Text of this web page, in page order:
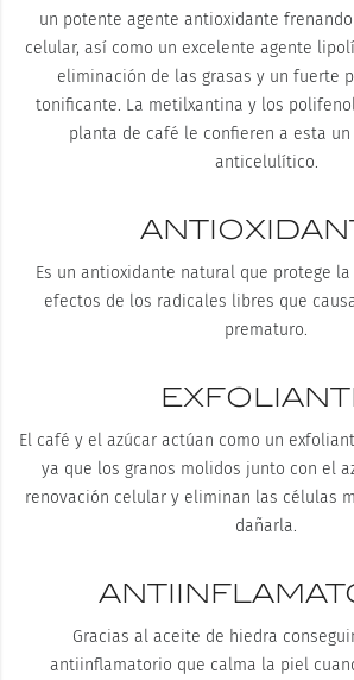
un potente agente antioxidante
celular, así como un excelente agente
eliminación de las grasas y un fuerte
tonificante. La metilxantina y los
planta de café le confieren a esta
anticelulítico.
Es un antioxidante natural que protege
efectos de los radicales libres que
prematuro.
El café y el azúcar actúan como un
ya que los granos molidos junto con el
renovación celular y eliminan las células
dañarla.
Gracias al aceite de hiedra
antiinflamatorio que calma la piel